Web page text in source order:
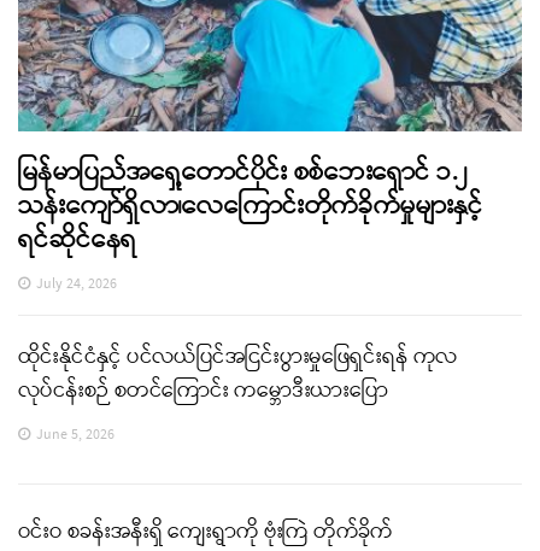
မြန်မာပြည်အရှေ့တောင်ပိုင်း စစ်ဘေးရှောင် ၁.၂
သန်းကျော်ရှိလာ၊လေကြောင်းတိုက်ခိုက်မှုများနှင့်
ရင်ဆိုင်နေရ
July 24, 2026
ထိုင်းနိုင်ငံနှင့် ပင်လယ်ပြင်အငြင်းပွားမှုဖြေရှင်းရန် ကုလ
လုပ်ငန်းစဉ် စတင်ကြောင်း ကမ္ဘောဒီးယားပြော
June 5, 2026
ဝင်းဝ စခန်းအနီးရှိ ကျေးရွာကို ဗုံးကြဲ တိုက်ခိုက်